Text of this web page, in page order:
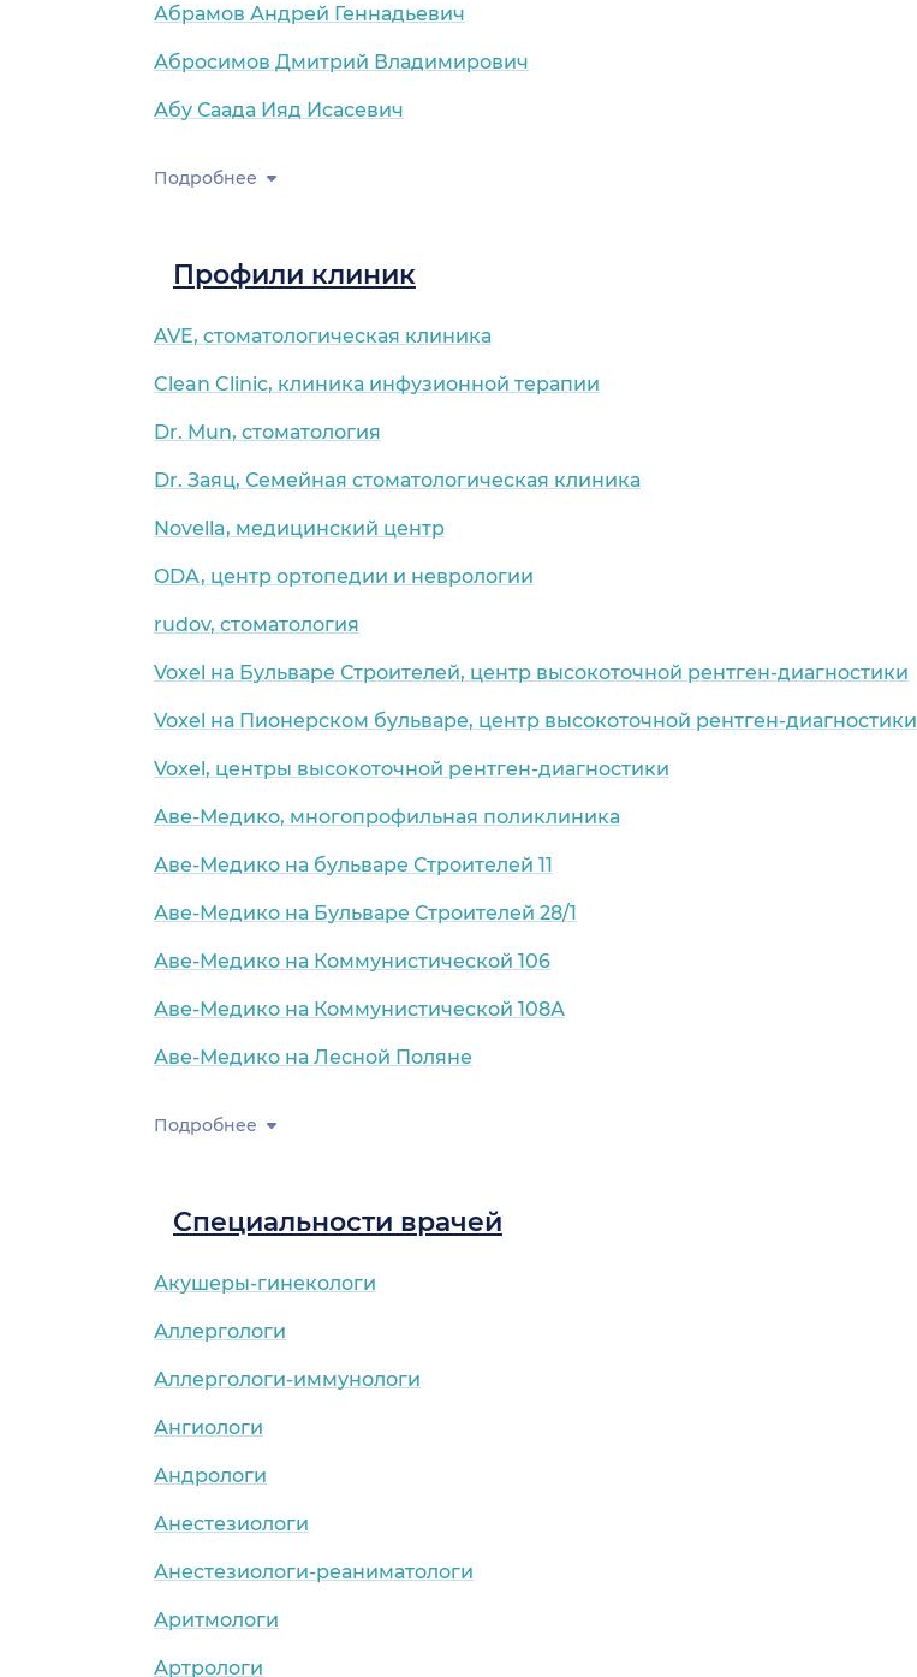
Абрамов Андрей Геннадьевич
Абросимов Дмитрий Владимирович
Абу Саада Ияд Исасевич
Подробнее
Профили клиник
AVE, стоматологическая клиника
Clean Clinic, клиника инфузионной терапии
Dr. Mun, стоматология
Dr. Заяц, Семейная стоматологическая клиника
Novella, медицинский центр
ODA, центр ортопедии и неврологии
rudov, стоматология
Voxel на Бульваре Строителей, центр высокоточной рентген-диагностики
Voxel на Пионерском бульваре, центр высокоточной рентген-диагностики
Voxel, центры высокоточной рентген-диагностики
Аве-Медико, многопрофильная поликлиника
Аве-Медико на бульваре Строителей 11
Аве-Медико на Бульваре Строителей 28/1
Аве-Медико на Коммунистической 106
Аве-Медико на Коммунистической 108А
Аве-Медико на Лесной Поляне
Подробнее
Специальности врачей
Акушеры-гинекологи
Аллергологи
Аллергологи-иммунологи
Ангиологи
Андрологи
Анестезиологи
Анестезиологи-реаниматологи
Аритмологи
Артрологи